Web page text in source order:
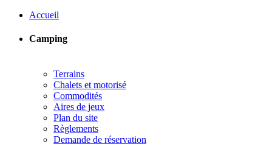
Accueil
Camping
Terrains
Chalets et motorisé
Commodités
Aires de jeux
Plan du site
Règlements
Demande de réservation